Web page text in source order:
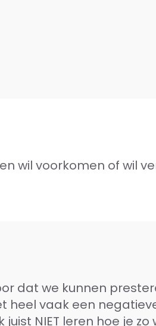
wil voorkomen of wil
dat we kunnen
heel vaak een
NIET leren hoe je zo